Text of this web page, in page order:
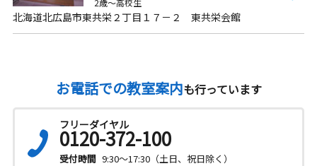
2歳～高校生
北海道北広島市東共栄２丁目１７－２ 東共栄会館
お電話での教室案内も行っています
フリーダイヤル
0120-372-100
受付時間 9:30～17:30（土日、祝日除く）